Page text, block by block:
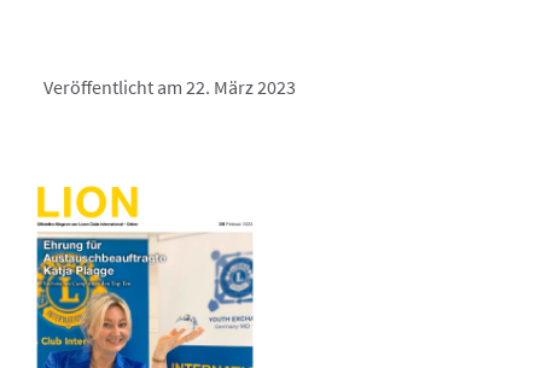
Veröffentlicht am 22. März 2023